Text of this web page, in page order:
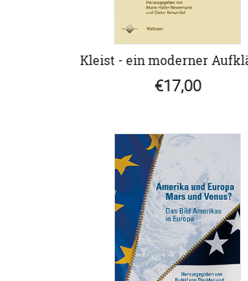
Kleist - ein moderner
€17,00